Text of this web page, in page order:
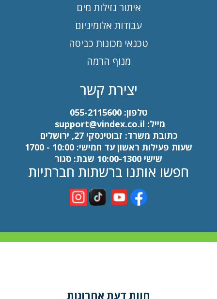
איתור נזילות מים
עבודות אלומיניום
טכנאי מכונות כביסה
מנוף הרמה
יצירת קשר
טלפון: 055-2115600
מייל: support@vindex.co.il
כתובת משרד: זבוטינסקי 27, ירושלים
שעות פעילות ראשון עד חמישי: 10:00 - 1700
שישי 10:00-1300 שבת: סגור
חפשו אותנו ברשתות חברתיות
חוות דעת אחרונות